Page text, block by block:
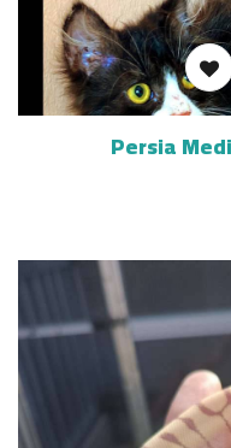
Persia